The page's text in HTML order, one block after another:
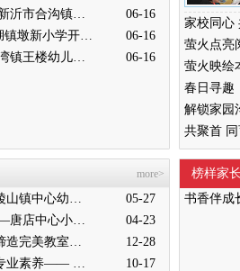
彩绳寄安康 端午共欢享——新沂市合沟镇中心幼儿园开展端午节活动
06-16
粽香传情 五彩纳福 —— 阿湖镇墩新小学开展端午主题民俗活动
06-16
珍爱生命，严防溺水 ——窑湾镇王楼幼儿园开展防溺水安全演练活动
06-16
more>
向阳而生，绽放精彩——马陵山镇中心幼儿园迎接新沂教育局“缔造完美教室”评比验收
05-27
阳光读书，照亮书香校园 ——唐店中心小学举行“阳光读书会”启动仪式
04-23
新沂市东片区小学、幼儿园缔造完美教室暨班主任能力提升培训活动在高流镇中心小学举行
12-28
缔造完美教室，提升班主任专业素养—— 新沂市南片区小学、幼儿园缔造完美教室暨班主任培训活动举行
10-17
榜样家
书香伴